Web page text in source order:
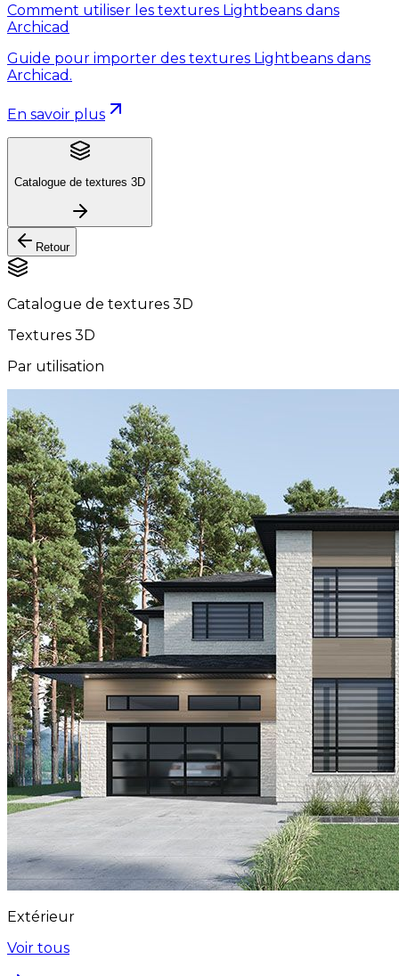
Comment utiliser les textures Lightbeans dans
Archicad
Guide pour importer des textures Lightbeans dans
Archicad.
En savoir plus
Catalogue de textures 3D
Retour
Catalogue de textures 3D
Textures 3D
Par utilisation
Extérieur
Voir tous